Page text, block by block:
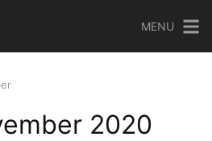
MENU
2020